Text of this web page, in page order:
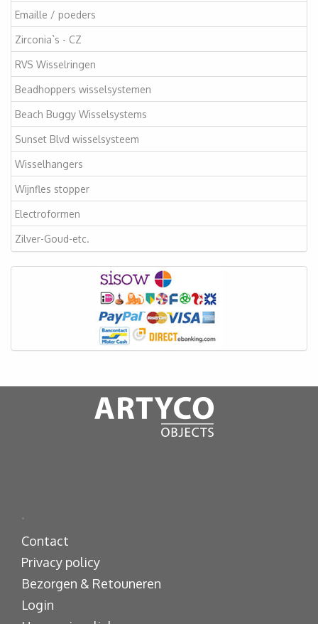
Emaille / poeders
Zirconia`s - CZ
RVS Wisselringen
Beadhoppers wisselsystemen
Beach Buggy Wisselsystems
Sunset Blvd wisselsysteem
Wisselhangers
Wijnfles stopper
Electroformen
Zilver-Goud-etc.
.
Contact
Privacy policy
Bezorgen & Retouneren
Login